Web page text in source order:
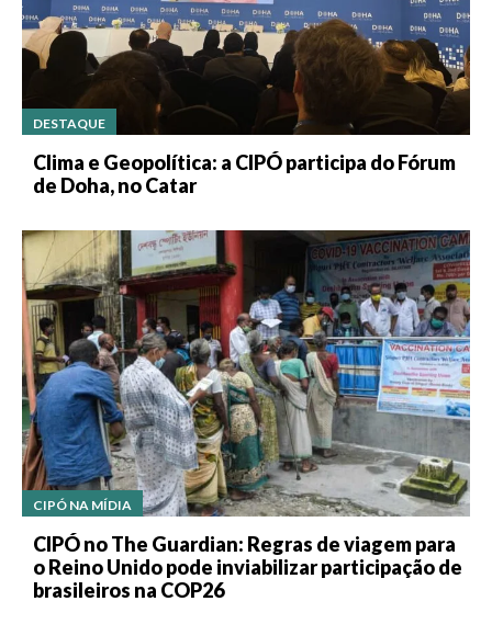
DESTAQUE
Clima e Geopolítica: a CIPÓ participa do Fórum
de Doha, no Catar
CIPÓ NA MÍDIA
CIPÓ no The Guardian: Regras de viagem para
o Reino Unido pode inviabilizar participação de
brasileiros na COP26